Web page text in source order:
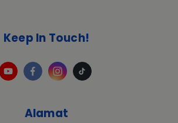
Alamat
Keep In Touch!